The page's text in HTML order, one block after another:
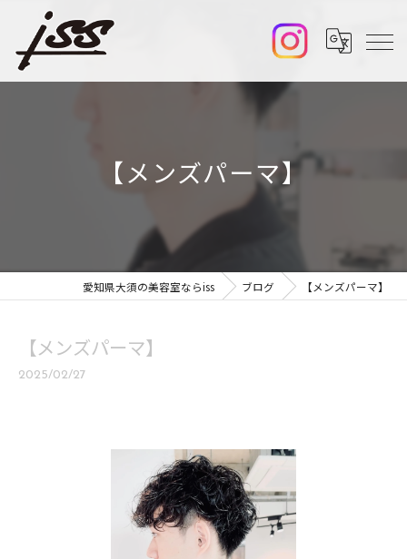
【メンズパーマ】
愛知県大須の美容室ならiss ブログ 【メンズパーマ】
【メンズパーマ】
2025/02/27